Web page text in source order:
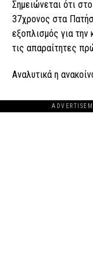
Σημειώνεται ότι
37χρονος στα
εξοπλισμός για
τις απαραίτητες
Αναλυτικά η